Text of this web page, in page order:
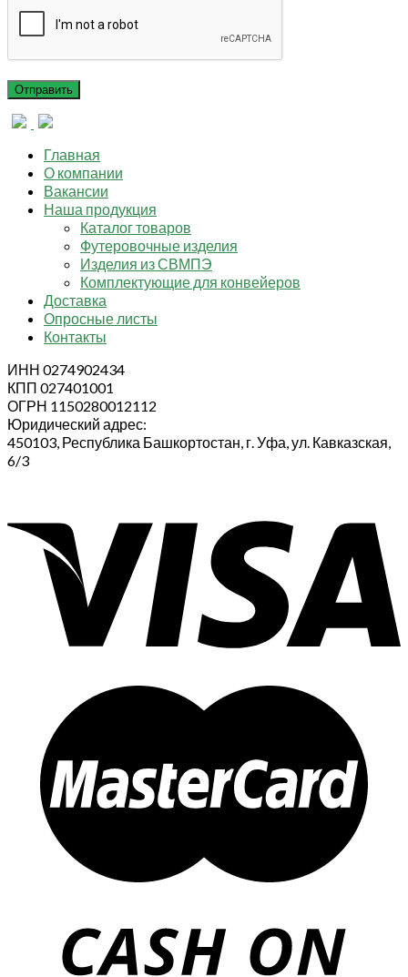
Главная
О компании
Вакансии
Наша продукция
Каталог товаров
Футеровочные изделия
Изделия из СВМПЭ
Комплектующие для конвейеров
Доставка
Опросные листы
Контакты
ИНН 0274902434
КПП 027401001
ОГРН 1150280012112
Юридический адрес:
450103, Республика Башкортостан, г. Уфа, ул. Кавказская,
6/3